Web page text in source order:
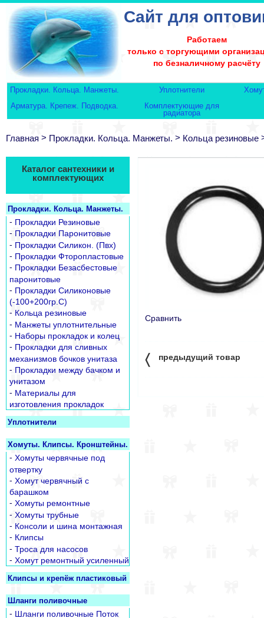
Сайт для
Работаем
только с торгующими
по безналичному расчёту
Прокладки. Кольца. Манжеты. Уплотнители
Арматура. Крепеж. Подводка.
Комплектующие для
радиатора
Главная > Прокладки. Кольца. Манжеты. > Кольца резиновые
Сравнить
〈 предыдущий товар
Каталог сантехники и
комплектующих
Прокладки. Кольца. Манжеты.
- Прокладки Резиновые
- Прокладки Паронитовые
- Прокладки Силикон. (Пвх)
- Прокладки Фторопластовые
- Прокладки Безасбестовые
паронитовые
- Прокладки Силиконовые
(-100+200гр.С)
- Кольца резиновые
- Манжеты уплотнительные
- Наборы прокладок и колец
- Прокладки для сливных
механизмов бочков унитаза
- Прокладки между бачком и
унитазом
- Материалы для
изготовления прокладок
Уплотнители
Хомуты. Клипсы. Кронштейны.
- Хомуты червячные под
отвертку
- Хомут червячный с
барашком
- Хомуты ремонтные
- Хомуты трубные
- Консоли и шина монтажная
- Клипсы
- Троса для насосов
- Хомут ремонтный усиленный
Клипсы и крепёж пластиковый
Шланги поливочные
- Шланги поливочные Поток